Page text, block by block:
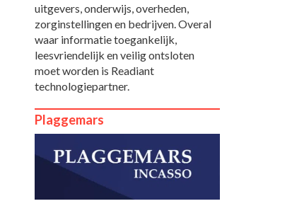
uitgevers, onderwijs, overheden,
zorginstellingen en bedrijven. Overal
waar informatie toegankelijk,
leesvriendelijk en veilig ontsloten
moet worden is Readiant
technologiepartner.
Plaggemars